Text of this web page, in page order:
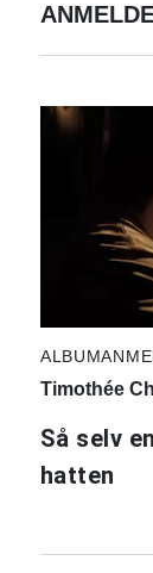
Timothée
Så selv
hatten